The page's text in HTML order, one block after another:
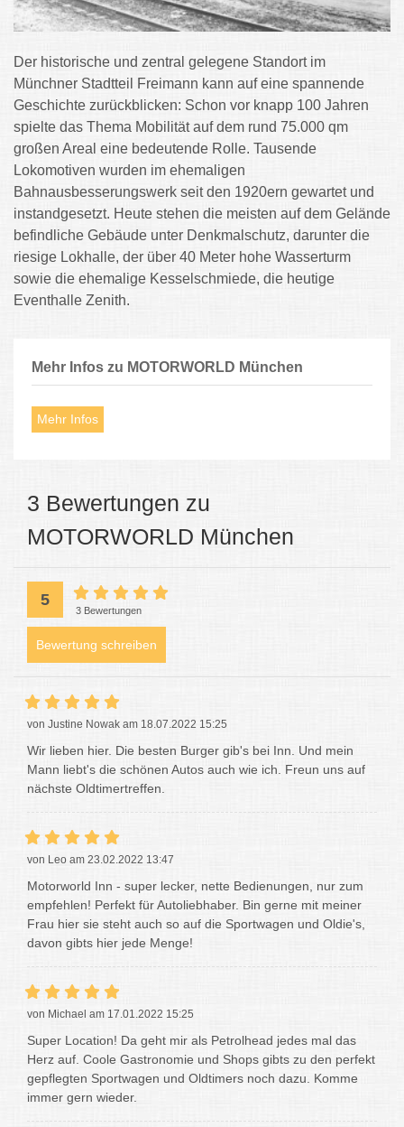
Der historische und zentral gelegene Standort im
Münchner Stadtteil Freimann kann auf eine spannende
Geschichte zurückblicken: Schon vor knapp 100 Jahren
spielte das Thema Mobilität auf dem rund 75.000 qm
großen Areal eine bedeutende Rolle. Tausende
Lokomotiven wurden im ehemaligen
Bahnausbesserungswerk seit den 1920ern gewartet und
instandgesetzt. Heute stehen die meisten auf dem Gelände
befindliche Gebäude unter Denkmalschutz, darunter die
riesige Lokhalle, der über 40 Meter hohe Wasserturm
sowie die ehemalige Kesselschmiede, die heutige
Eventhalle Zenith.
Mehr Infos zu MOTORWORLD München
Mehr Infos
3 Bewertungen zu
MOTORWORLD München
5
3 Bewertungen
Bewertung schreiben
von Justine Nowak am 18.07.2022 15:25
Wir lieben hier. Die besten Burger gib's bei Inn. Und mein
Mann liebt's die schönen Autos auch wie ich. Freun uns auf
nächste Oldtimertreffen.
von Leo am 23.02.2022 13:47
Motorworld Inn - super lecker, nette Bedienungen, nur zum
empfehlen! Perfekt für Autoliebhaber. Bin gerne mit meiner
Frau hier sie steht auch so auf die Sportwagen und Oldie's,
davon gibts hier jede Menge!
von Michael am 17.01.2022 15:25
Super Location! Da geht mir als Petrolhead jedes mal das
Herz auf. Coole Gastronomie und Shops gibts zu den perfekt
gepflegten Sportwagen und Oldtimers noch dazu. Komme
immer gern wieder.